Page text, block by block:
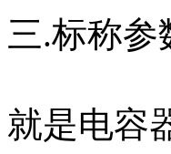
三.标称参
就是电容